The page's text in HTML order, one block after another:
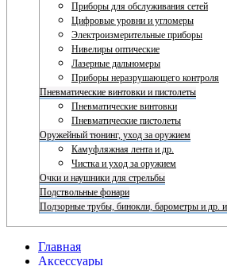
Приборы для обслуживания сетей
Цифровые уровни и угломеры
Электроизмерительные приборы
Нивелиры оптические
Лазерные дальномеры
Приборы неразрушающего контроля
Пневматические винтовки и пистолеты
Пневматические винтовки
Пневматические пистолеты
Оружейный тюнинг, уход за оружием
Камуфляжная лента и др.
Чистка и уход за оружием
Очки и наушники для стрельбы
Подствольные фонари
Подзорные трубы, бинокли, барометры и др.
Главная
Аксессуары